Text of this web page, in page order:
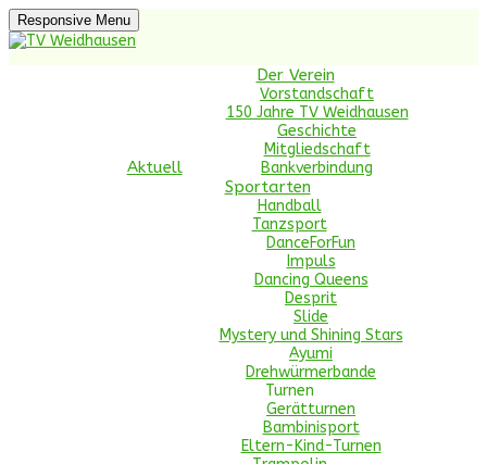
Skip
to
content
Responsive Menu
Handball, Turnen, Tanzen, Trampolin, Nordic
Aktuell
Der Verein
Vorstandschaft
150 Jahre TV Weidhausen
Geschichte
Mitgliedschaft
Bankverbindung
Sportarten
Handball
Tanzsport
DanceForFun
Impuls
Dancing Queens
Desprit
Slide
Mystery und Shining Stars
Ayumi
Drehwürmerbande
Turnen
Gerätturnen
Bambinisport
Eltern-Kind-Turnen